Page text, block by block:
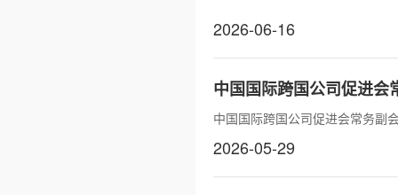
2026-06-16
中国国际跨国公司促进会
中国国际跨国公司促进会常务副
2026-05-29